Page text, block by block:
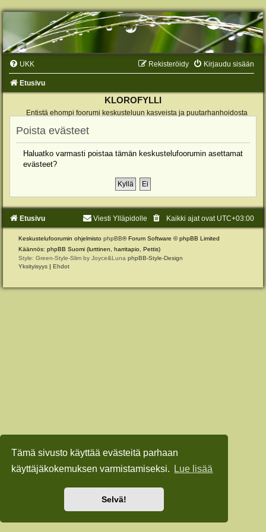
Tämä sivusto käyttää evästeitä parhaan
käyttäjäkokemuksen varmistamiseksi.
Lue lisää
Selvä!
UKK Kirjaudu sisään
Rekisteröidy
Etusivu
KLOROFYLLI
Entistä ehompi foorumi keskusteluun kasveista ja puutarhanhoidosta
Poista evästeet
Haluatko varmasti poistaa tämän keskustelufoorumin asettamat
evästeet?
Etusivu Kaikki ajat ovat UTC+03:00
Viesti Ylläpidolle
Keskustelufoorumin ohjelmisto phpBB® Forum Software © phpBB Limited
Käännös: phpBB Suomi (lurttinen, harritapio, Pettis)
Style: Green-Style-Slim by Joyce&Luna phpBB-Style-Design
Yksityisyys | Ehdot